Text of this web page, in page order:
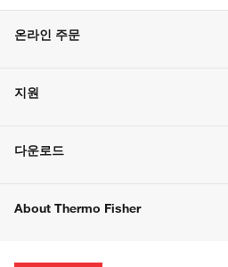
온라인 주문
주문 방법
벌크 주문
지원
고객 센터
웹사이트 개선사항
다운로드
About Thermo Fisher